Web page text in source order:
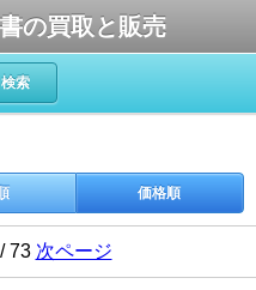
の買取と販売
検索
価格順
73 次ページ